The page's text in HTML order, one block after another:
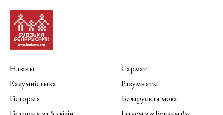
Навіны
Калумністыка
Гісторыя
Сармат
Разумняты
Беларуская мова